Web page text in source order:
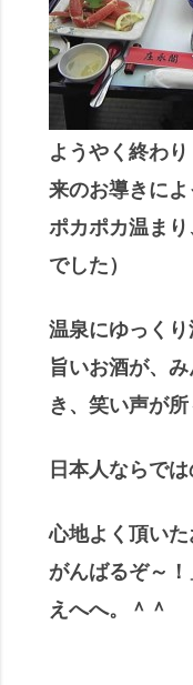
ようやく終わ
来のお導きに
ポカポカ温ま
でした）
温泉にゆっく
旨いお酒が、
き、笑い声が所
日本人ならで
心地よく頂いた
がんばるぞ～！
えへへ。＾＾